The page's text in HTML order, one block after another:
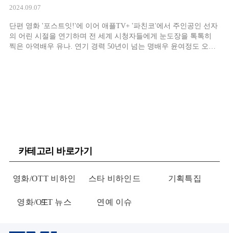
2024.09.07
단편 영화 '포스트잇!'에 이어 애플TV+ '파친코'에서 주인공인 선자
의 어린 시절을 연기하며 전 세계 시청자들에게 눈도장을 톡톡히
찍은 아역배우 유나. 연기 경력 50년이 넘는 명배우 윤여정도 오디
카테고리 바로가기
영화/OTT 비하인
드
스타 비하인드 기획특집
영화/OTT 뉴스 연예 이슈